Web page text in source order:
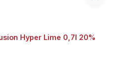
Hyper Lime 0,7l 20%